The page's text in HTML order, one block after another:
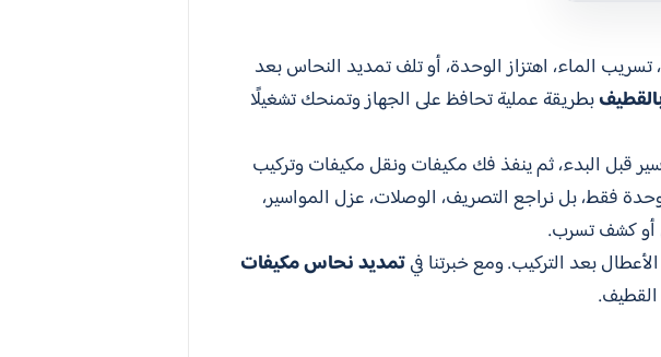
الماء، اهتزاز الوحدة، أو تلف تمديد النحاس بعد
بطريقة عملية تحافظ على الجهاز وتمنحك تشغيلًا
قبل البدء، ثم ينفذ فك مكيفات ونقل مكيفات وتركيب
فقط، بل نراجع التصريف، الوصلات، عزل المواسير،
أو كشف تسرب.
بعد التركيب. ومع خبرتنا فيتمديد نحاس مكيفات